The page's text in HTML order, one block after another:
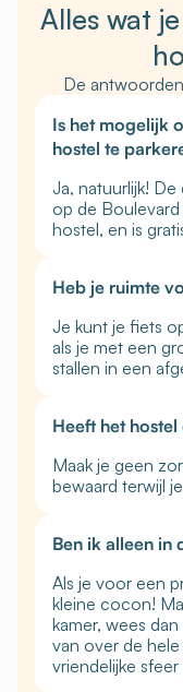
Alles wat
De
Is het mogelijk
hostel te
Ja, natuurlijk! De
op de
hostel, en is
Heb je ruimte
Je kunt je fiets
als je met een
stallen in een
Heeft het
Maak je geen
bewaard terwijl
Ben ik alleen in
Als je voor een
kleine cocon!
kamer, wees
van over de
vriendelijke